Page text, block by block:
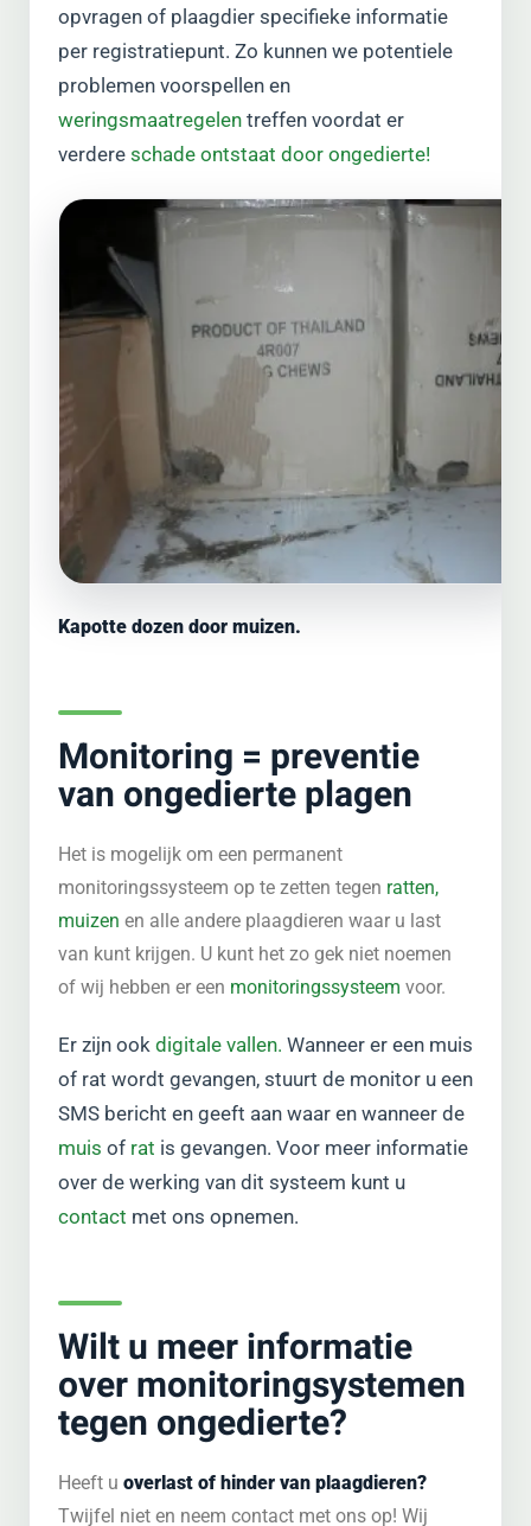
opvragen of plaagdier specifieke informatie
per registratiepunt. Zo kunnen we potentiele
problemen voorspellen en
weringsmaatregelen treffen voordat er
verdere schade ontstaat door ongedierte!
Kapotte dozen door muizen.
Monitoring = preventie
van ongedierte plagen
Het is mogelijk om een permanent
monitoringssysteem op te zetten tegen ratten,
muizen en alle andere plaagdieren waar u last
van kunt krijgen. U kunt het zo gek niet noemen
of wij hebben er een monitoringssysteem voor.
Er zijn ook digitale vallen. Wanneer er een muis
of rat wordt gevangen, stuurt de monitor u een
SMS bericht en geeft aan waar en wanneer de
muis of rat is gevangen. Voor meer informatie
over de werking van dit systeem kunt u
contact met ons opnemen.
Wilt u meer informatie
over monitoringsystemen
tegen ongedierte?
Heeft u overlast of hinder van plaagdieren?
Twijfel niet en neem contact met ons op! Wij